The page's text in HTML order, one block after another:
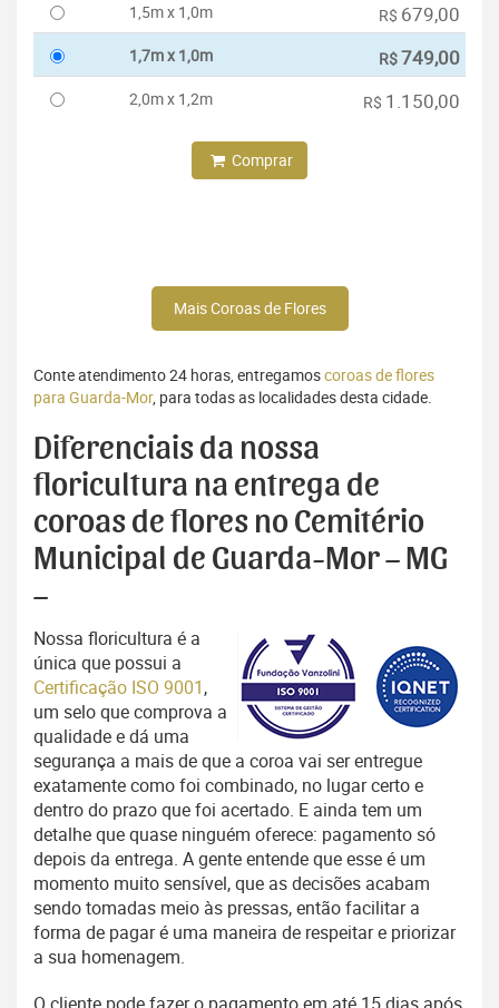
1,5m x 1,0m
R$ 679,00
1,7m x 1,0m R$749,00
2,0m x 1,2m R$ 1.150,00
Comprar
Mais Coroas de Flores
Conte atendimento 24 horas, entregamoscoroas de flores
para Guarda-Mor, para todas as localidades desta cidade.
Diferenciais da nossa
floricultura na entrega de
coroas de flores no Cemitério
Municipal de Guarda-Mor – MG
–
Nossa floricultura é a
única que possui a
Certificação ISO 9001,
um selo que comprova a
qualidade e dá uma
segurança a mais de que a coroa vai ser entregue
exatamente como foi combinado, no lugar certo e
dentro do prazo que foi acertado. E ainda tem um
detalhe que quase ninguém oferece: pagamento só
depois da entrega. A gente entende que esse é um
momento muito sensível, que as decisões acabam
sendo tomadas meio às pressas, então facilitar a
forma de pagar é uma maneira de respeitar e priorizar
a sua homenagem.